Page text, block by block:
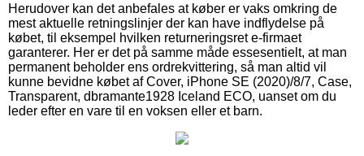
Herudover kan det anbefales at køber er vaks omkring de
mest aktuelle retningslinjer der kan have indflydelse på
købet, til eksempel hvilken returneringsret e-firmaet
garanterer. Her er det på samme måde essesentielt, at man
permanent beholder ens ordrekvittering, så man altid vil
kunne bevidne købet af Cover, iPhone SE (2020)/8/7, Case,
Transparent, dbramante1928 Iceland ECO, uanset om du
leder efter en vare til en voksen eller et barn.